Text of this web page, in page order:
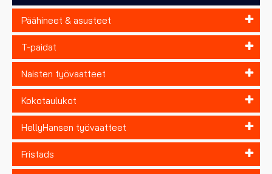
Päähineet & asusteet
T-paidat
Naisten työvaatteet
Kokotaulukot
HellyHansen työvaatteet
Fristads